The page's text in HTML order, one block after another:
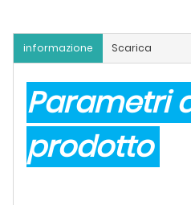
informazione Scarica
Parametri
prodotto